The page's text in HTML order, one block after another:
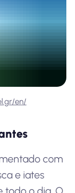
en/
com
e iates